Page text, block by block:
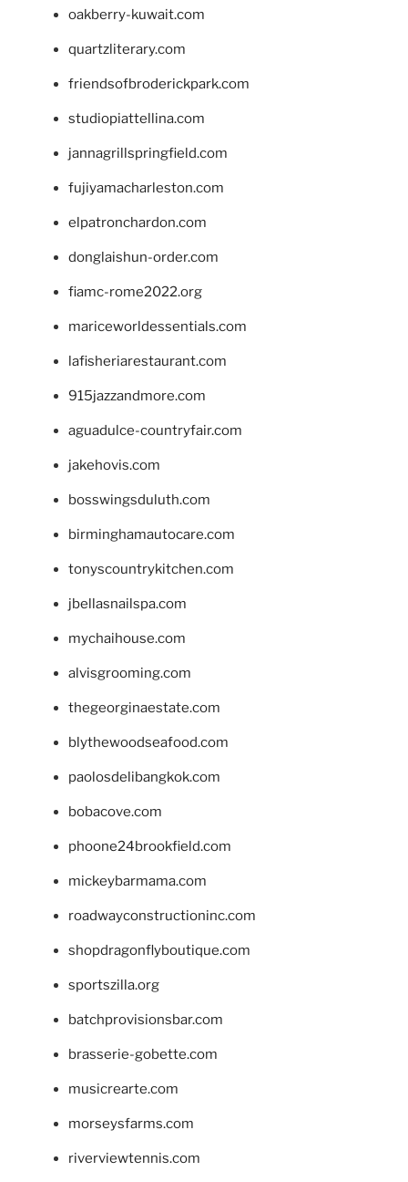
oakberry-kuwait.com
quartzliterary.com
friendsofbroderickpark.com
studiopiattellina.com
jannagrillspringfield.com
fujiyamacharleston.com
elpatronchardon.com
donglaishun-order.com
fiamc-rome2022.org
mariceworldessentials.com
lafisheriarestaurant.com
915jazzandmore.com
aguadulce-countryfair.com
jakehovis.com
bosswingsduluth.com
birminghamautocare.com
tonyscountrykitchen.com
jbellasnailspa.com
mychaihouse.com
alvisgrooming.com
thegeorginaestate.com
blythewoodseafood.com
paolosdelibangkok.com
bobacove.com
phoone24brookfield.com
mickeybarmama.com
roadwayconstructioninc.com
shopdragonflyboutique.com
sportszilla.org
batchprovisionsbar.com
brasserie-gobette.com
musicrearte.com
morseysfarms.com
riverviewtennis.com